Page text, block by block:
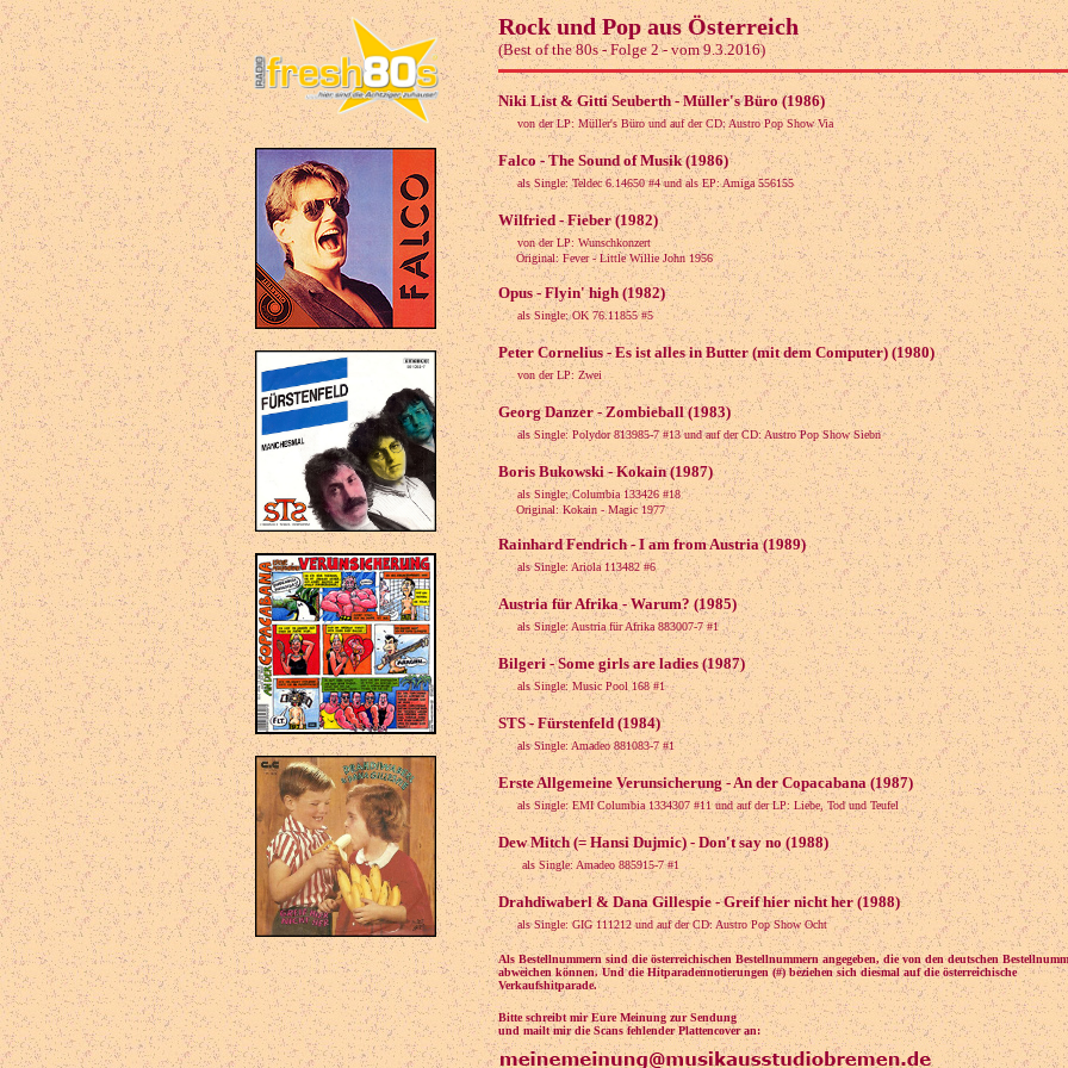
Rock und Pop aus Österreich
(Best of the 80s - Folge 2 - vom 9.3.2016)
Niki List & Gitti Seuberth - Müller's Büro (1986)
von der LP: Müller's Büro und auf der CD: Austro Pop Show Via
Falco - The Sound of Musik (1986)
als Single: Teldec 6.14650 #4 und als EP: Amiga 556155
Wilfried - Fieber (1982)
von der LP: Wunschkonzert
Original: Fever - Little Willie John 1956
Opus - Flyin' high (1982)
als Single: OK 76.11855 #5
Peter Cornelius - Es ist alles in Butter (mit dem Computer) (1980)
von der LP: Zwei
Georg Danzer - Zombieball (1983)
als Single: Polydor 813985-7 #13 und auf der CD: Austro Pop Show Siebn
Boris Bukowski - Kokain (1987)
als Single: Columbia 133426 #18
Original: Kokain - Magic 1977
Rainhard Fendrich - I am from Austria (1989)
als Single: Ariola 113482 #6
Austria für Afrika - Warum? (1985)
als Single: Austria für Afrika 883007-7 #1
Bilgeri - Some girls are ladies (1987)
als Single: Music Pool 168 #1
STS - Fürstenfeld (1984)
als Single: Amadeo 881083-7 #1
Erste Allgemeine Verunsicherung - An der Copacabana (1987)
als Single: EMI Columbia 1334307 #11 und auf der LP: Liebe, Tod und Teufel
Dew Mitch (= Hansi Dujmic) - Don't say no (1988)
als Single: Amadeo 885915-7 #1
Drahdiwaberl & Dana Gillespie - Greif hier nicht her (1988)
als Single: GIG 111212 und auf der CD: Austro Pop Show Ocht
Als Bestellnummern sind die österreichischen Bestellnummern angegeben, die von den deutschen
abweichen können. Und die Hitparadennotierungen (#) beziehen sich diesmal auf die österreichische
Verkaufshitparade.
Bitte schreibt mir Eure Meinung zur Sendung
und mailt mir die Scans fehlender Plattencover an: